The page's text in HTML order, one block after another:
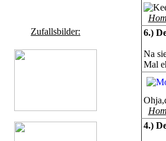
Zufallsbilder:
6.)
Na
Mal
4.)